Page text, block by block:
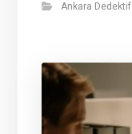
Ankara Dedektif